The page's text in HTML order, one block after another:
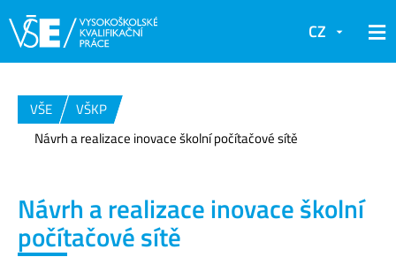
CZ
VŠE
VŠKP
Návrh a realizace inovace školní počítačové sítě
Návrh a realizace inovace školní
počítačové sítě